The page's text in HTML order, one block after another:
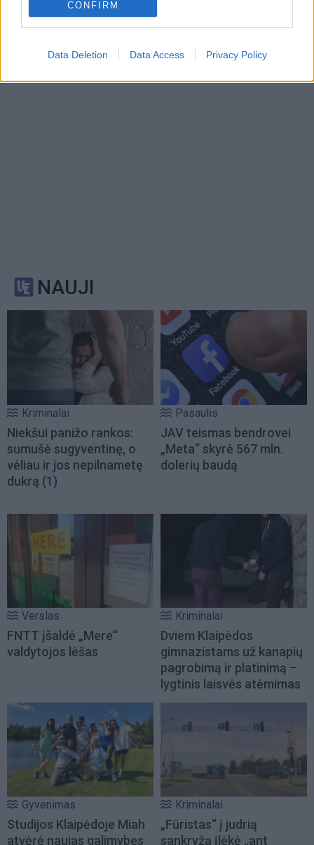
CONFIRM
Data Deletion Data Access Privacy Policy
vos be namų neliko
keturios šeimos
nustėro: žmona kieme
NAUJI
Kriminalai
Niekšui panižo rankos:
sumušė sugyventinę, o
vėliau ir jos nepilnametę
dukrą (1)
Pasaulis
JAV teismas bendrovei
„Meta“ skyrė 567 mln.
dolerių baudą
Verslas
FNTT įšaldė „Mere“
valdytojos lėšas
Kriminalai
Dviem Klaipėdos
gimnazistams už kanapių
pagrobimą ir platinimą –
lygtinis laisvės atėmimas
Gyvenimas
Studijos Klaipėdoje Miah
atvėrė naujas galimybes
Kriminalai
„Fūristas“ į judrią
sankryžą įlėkė „ant